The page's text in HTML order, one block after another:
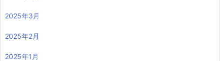
2025年3月
2025年2月
2025年1月